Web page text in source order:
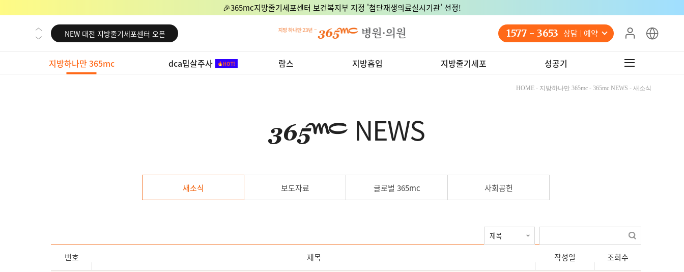
🎉365mc지방줄기세포센터 보건복지부 지정 '첨단재생의료실시기관' 선정!
NEW 교대 지방줄기세포센터 오픈
NEW 대전 지방줄기세포센터 오픈
NEW 노원 지방줄기세포센터 오픈
NEW 미국 LA점 오픈
NEW 미국 LA점 오픈
1577 - 3653 상담 예약
지방하나만 365mc dca밉살주사 람스 지방흡입 지방줄기세포 성공기
HOME - 지방하나만 365mc - 365mc NEWS - 새소식
NEWS
새소식 보도자료 글로벌 365mc 사회공헌
번호 제목 작성일 조회수